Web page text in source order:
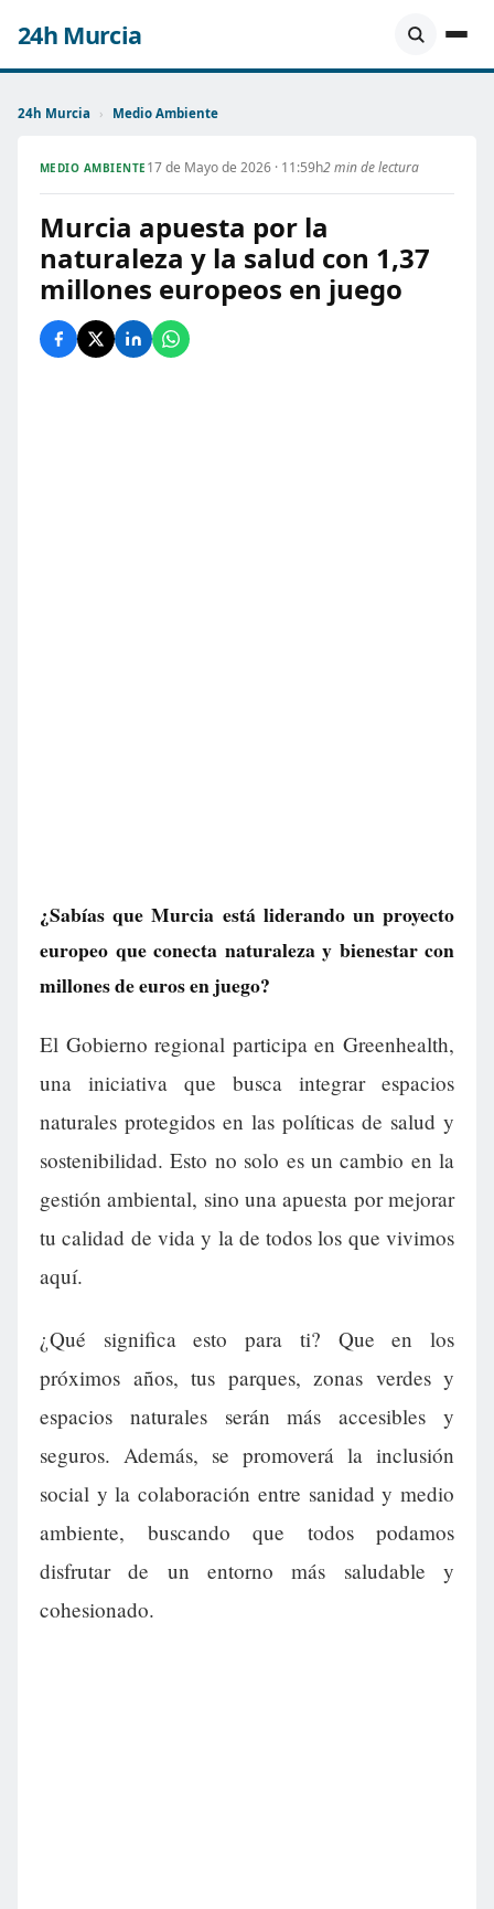
24h Murcia
24h Murcia › Medio Ambiente
MEDIO AMBIENTE 17 de Mayo de 2026 · 11:59h2 min de lectura
Murcia apuesta por la
naturaleza y la salud con 1,37
millones europeos en juego
¿Sabías que Murcia está liderando un proyecto
europeo que conecta naturaleza y bienestar con
millones de euros en juego?
El Gobierno regional participa en Greenhealth,
una iniciativa que busca integrar espacios
naturales protegidos en las políticas de salud y
sostenibilidad. Esto no solo es un cambio en la
gestión ambiental, sino una apuesta por mejorar
tu calidad de vida y la de todos los que vivimos
aquí.
¿Qué significa esto para ti? Que en los
próximos años, tus parques, zonas verdes y
espacios naturales serán más accesibles y
seguros. Además, se promoverá la inclusión
social y la colaboración entre sanidad y medio
ambiente, buscando que todos podamos
disfrutar de un entorno más saludable y
cohesionado.